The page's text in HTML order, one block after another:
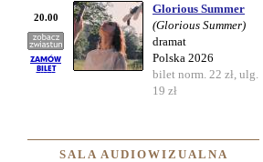
20.00
Glorious Summer
(Glorious Summer)
dramat
Polska 2026
bilet norm. 22 zł, ulg.
19 zł
SALA AUDIOWIZUALNA